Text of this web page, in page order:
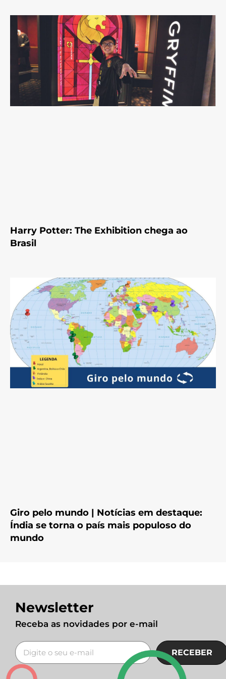
Harry Potter: The Exhibition chega ao
Brasil
Giro pelo mundo | Notícias em destaque:
Índia se torna o país mais populoso do
mundo
Newsletter
Receba as novidades por e-mail
RECEBER